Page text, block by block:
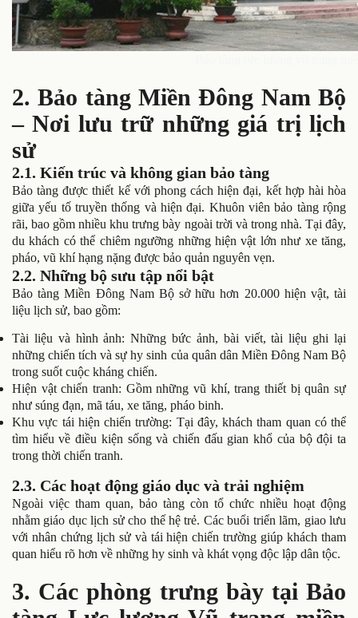
2. Bảo tàng Miền Đông Nam Bộ
– Nơi lưu trữ những giá trị lịch
sử
2.1. Kiến trúc và không gian bảo tàng
Bảo tàng được thiết kế với phong cách hiện đại, kết hợp hài hòa
giữa yếu tố truyền thống và hiện đại. Khuôn viên bảo tàng rộng
rãi, bao gồm nhiều khu trưng bày ngoài trời và trong nhà. Tại đây,
du khách có thể chiêm ngưỡng những hiện vật lớn như xe tăng,
pháo, vũ khí hạng nặng được bảo quản nguyên vẹn.
2.2. Những bộ sưu tập nổi bật
Bảo tàng Miền Đông Nam Bộ sở hữu hơn 20.000 hiện vật, tài
liệu lịch sử, bao gồm:
Tài liệu và hình ảnh: Những bức ảnh, bài viết, tài liệu ghi lại
những chiến tích và sự hy sinh của quân dân Miền Đông Nam Bộ
trong suốt cuộc kháng chiến.
Hiện vật chiến tranh: Gồm những vũ khí, trang thiết bị quân sự
như súng đạn, mã táu, xe tăng, pháo binh.
Khu vực tái hiện chiến trường: Tại đây, khách tham quan có thể
tìm hiểu về điều kiện sống và chiến đấu gian khổ của bộ đội ta
trong thời chiến tranh.
2.3. Các hoạt động giáo dục và trải nghiệm
Ngoài việc tham quan, bảo tàng còn tổ chức nhiều hoạt động
nhằm giáo dục lịch sử cho thế hệ trẻ. Các buổi triển lãm, giao lưu
với nhân chứng lịch sử và tái hiện chiến trường giúp khách tham
quan hiểu rõ hơn về những hy sinh và khát vọng độc lập dân tộc.
3. Các phòng trưng bày tại Bảo